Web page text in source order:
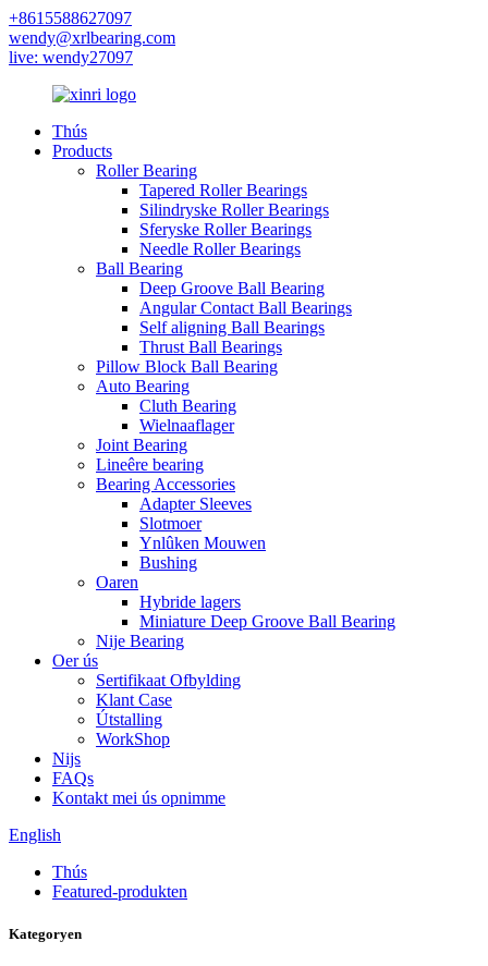
+8615588627097
wendy@xrlbearing.com
live: wendy27097
Thús
Products
Roller Bearing
Tapered Roller Bearings
Silindryske Roller Bearings
Sferyske Roller Bearings
Needle Roller Bearings
Ball Bearing
Deep Groove Ball Bearing
Angular Contact Ball Bearings
Self aligning Ball Bearings
Thrust Ball Bearings
Pillow Block Ball Bearing
Auto Bearing
Cluth Bearing
Wielnaaflager
Joint Bearing
Lineêre bearing
Bearing Accessories
Adapter Sleeves
Slotmoer
Ynlûken Mouwen
Bushing
Oaren
Hybride lagers
Miniature Deep Groove Ball Bearing
Nije Bearing
Oer ús
Sertifikaat Ofbylding
Klant Case
Útstalling
WorkShop
Nijs
FAQs
Kontakt mei ús opnimme
English
Thús
Featured-produkten
Kategoryen